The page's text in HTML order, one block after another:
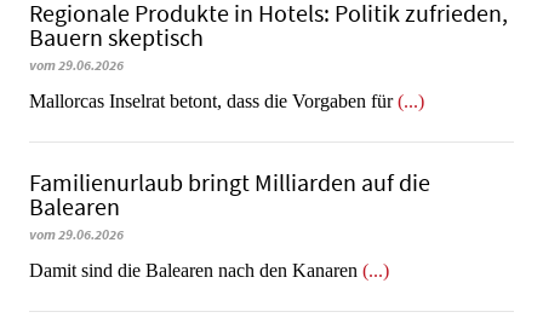
Regionale Produkte in Hotels: Politik zufrieden,
Bauern skeptisch
vom 29.06.2026
Mallorcas Inselrat betont, dass die Vorgaben für(...)
Familienurlaub bringt Milliarden auf die
Balearen
vom 29.06.2026
​​​​​​​Damit sind die Balearen nach den Kanaren (...)